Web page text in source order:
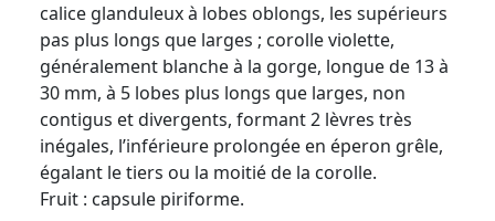
calice glanduleux à lobes oblongs, les supérieurs
pas plus longs que larges ; corolle violette,
généralement blanche à la gorge, longue de 13 à
30 mm, à 5 lobes plus longs que larges, non
contigus et divergents, formant 2 lèvres très
inégales, l’inférieure prolongée en éperon grêle,
égalant le tiers ou la moitié de la corolle.
Fruit : capsule piriforme.